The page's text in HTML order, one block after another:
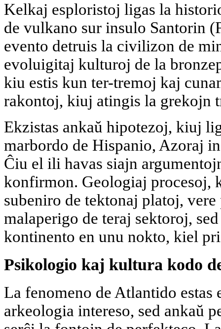
Kelkaj esploristoj ligas la
de vulkano sur insulo Santorin
evento detruis la civilizon de
evoluigitaj kulturoj de la
kiu estis kun ter-tremoj kaj
rakontoj, kiuj atingis la grekojn
Ekzistas ankaŭ hipotezoj, kiuj
marbordo de Hispanio, Azoraj
Ĉiu el ili havas siajn
konfirmon. Geologiaj procesoj,
subeniro de tektonaj platoj,
malaperigo de teraj sektoroj,
kontinento en unu nokto, kiel
Psikologio kaj kultura kodo
La fenomeno de Atlantido estas
arkeologia intereso, sed ankaŭ